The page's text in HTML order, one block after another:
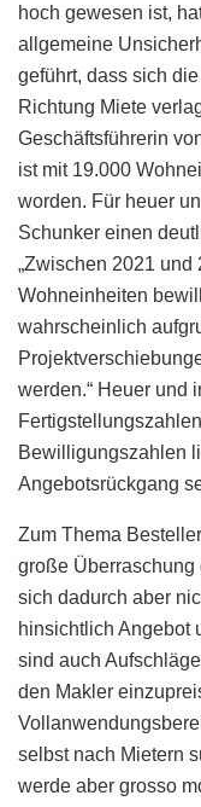
hoch gewesen ist,
allgemeine
geführt, dass sich
Richtung Miete
Geschäftsführerin
ist mit 19.000
worden. Für heuer
Schunker einen
„Zwischen 2021
Wohneinheiten
wahrscheinlich
werden.“ Heuer und
Bewilligungszahlen
Angebotsrückgang
Zum Thema
große Überraschung
sich dadurch aber
hinsichtlich Angebot
sind auch
den Makler
selbst nach Mietern
werde aber grosso